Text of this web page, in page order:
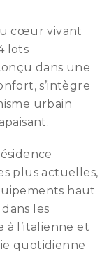
cœur vivant
lots
dans une
s’intègre
urbain
plus actuelles,
haut
les
à l’italienne et
quotidienne